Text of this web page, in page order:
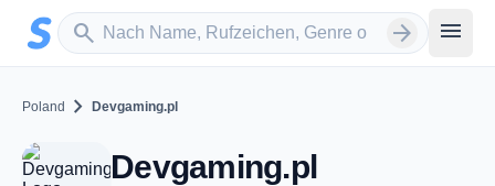
Zum Hauptinhalt springen
search
Sender suchen arrow_forward menu
Poland chevron_right Devgaming.pl
Devgaming.pl